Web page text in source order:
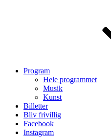
Program
Hele programmet
Musik
Kunst
Billetter
Bliv frivillig
Facebook
Instagram